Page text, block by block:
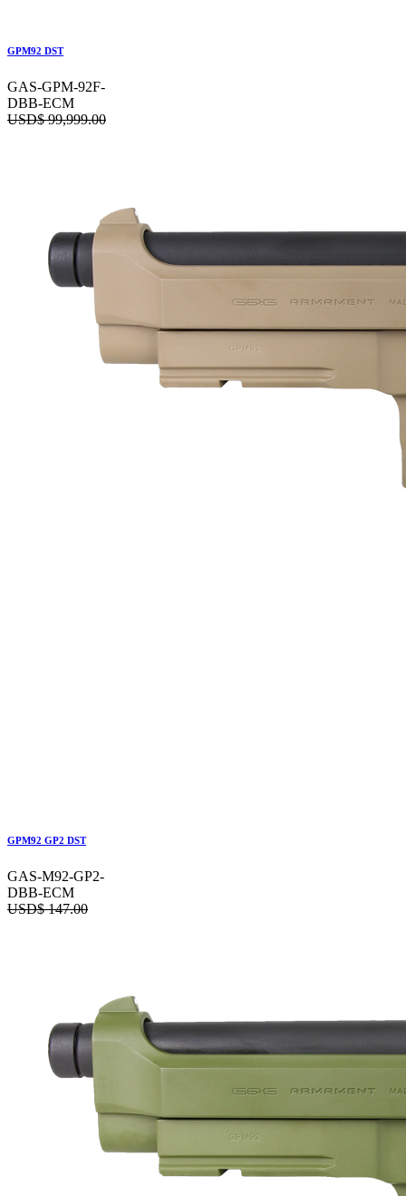
GPM92 DST
GAS-GPM-92F-
DBB-ECM
USD$99,999.00
GPM92 GP2 DST
GAS-M92-GP2-
DBB-ECM
USD$147.00